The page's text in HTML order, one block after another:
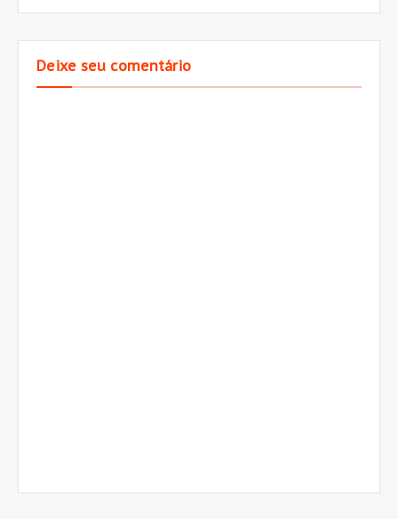
Deixe seu comentário